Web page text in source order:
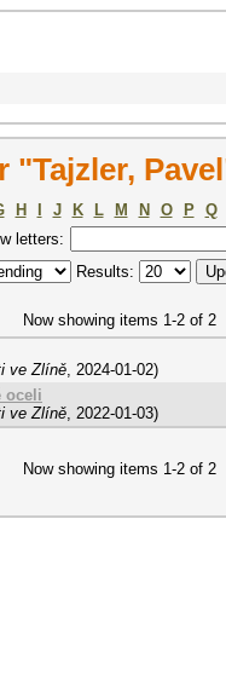
"Tajzler,
H J K L M N O P
Q
letters:
Results:
Now showing items 1-2 of 2
ve Zlíně, 2024-01-02)
oceli
ve Zlíně, 2022-01-03)
Now showing items 1-2 of 2